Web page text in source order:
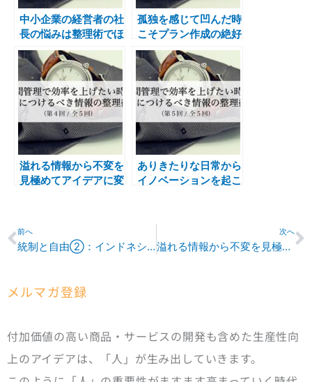
中小企業の経営者の社
長の悩みは整理術でほ
ぼ解決できる
孤独を感じて凹んだ時
こそプラン作成の絶好
のタイミング
溢れる情報から不変を
見極めてアイデアに変
ありきたりな日常から
イノベーションを起こ
Prev
前へ
統制と自由②：インドネシア
次へ
溢れる情報から不変を見極めてアイデアに変換する方法
メルマガ登録
付加価値の高い商品・サービスの開発も含めた生産性向
上のアイデアは、「人」が生み出していきます。